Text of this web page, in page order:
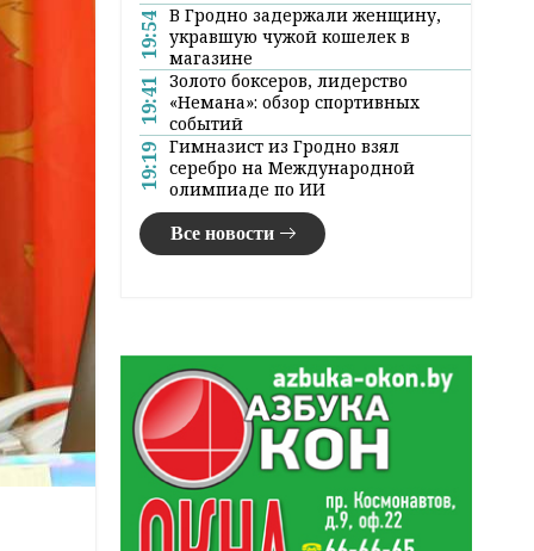
19:54 В Гродно задержали женщину,
укравшую чужой кошелек в
магазине
19:41 Золото боксеров, лидерство
«Немана»: обзор спортивных
событий
19:19 Гимназист из Гродно взял
серебро на Международной
олимпиаде по ИИ
Все новости